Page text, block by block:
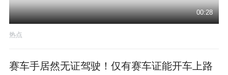
00:28
热点
赛车手居然无证驾驶！仅有赛车证能开车上路